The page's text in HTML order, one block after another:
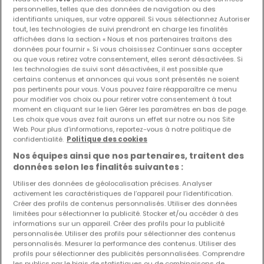
Les nouvelles annonces et baisses de prix en
avant première !
Activez une alerte sur cette recherche pour recevoir les
nouveaux biens ainsi que les changements de prix dans
votre boite email !
Créez une alerte
Maisons à Saint-Pancré (FR) par nombre
de chambres
1 chambre
3 chambres
4 chambres
5 chambres
personnelles, telles que des données de navigation ou des
identifiants uniques, sur votre appareil. Si vous sélectionnez Autoriser
tout, les technologies de suivi prendront en charge les finalités
affichées dans la section « Nous et nos partenaires traitons des
données pour fournir ». Si vous choisissez Continuer sans accepter
ou que vous retirez votre consentement, elles seront désactivées. Si
les technologies de suivi sont désactivées, il est possible que
certains contenus et annonces qui vous sont présentés ne soient
pas pertinents pour vous. Vous pouvez faire réapparaître ce menu
pour modifier vos choix ou pour retirer votre consentement à tout
moment en cliquant sur le lien Gérer les paramètres en bas de page.
Les choix que vous avez fait aurons un effet sur notre ou nos Site
Web. Pour plus d’informations, reportez-vous à notre politique de
confidentialité. Politique des cookies
Nos équipes ainsi que nos partenaires, traitent des
données selon les finalités suivantes :
Utiliser des données de géolocalisation précises. Analyser
activement les caractéristiques de l’appareil pour l’identification.
Créer des profils de contenus personnalisés. Utiliser des données
limitées pour sélectionner la publicité. Stocker et/ou accéder à des
informations sur un appareil. Créer des profils pour la publicité
personnalisée. Utiliser des profils pour sélectionner des contenus
personnalisés. Mesurer la performance des contenus. Utiliser des
profils pour sélectionner des publicités personnalisées. Comprendre